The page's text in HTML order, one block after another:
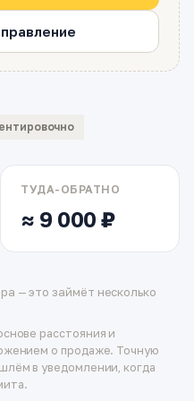
ТУДА-ОБРАТНО
≈ 9 000 ₽
— это займёт несколько
расстояния и
о продаже. Точную
в уведомлении, когда